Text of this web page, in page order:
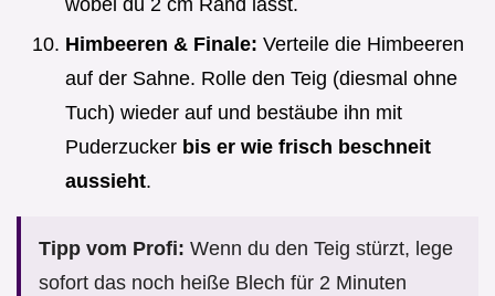
Himbeeren & Finale: Verteile die Himbeeren
auf der Sahne. Rolle den Teig (diesmal ohne
Tuch) wieder auf und bestäube ihn mit
Puderzucker bis er wie frisch beschneit
aussieht.
Tipp vom Profi: Wenn du den Teig stürzt, lege
sofort das noch heiße Blech für 2 Minuten